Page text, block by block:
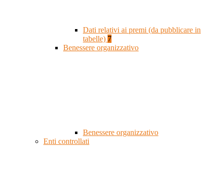
Dati relativi ai premi (da pubblicare in
tabelle) 7
Benessere organizzativo
Benessere organizzativo
Enti controllati